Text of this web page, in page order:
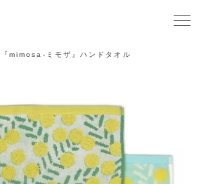
『mimosa-ミモザ』ハンドタオル